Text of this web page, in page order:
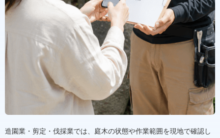
造園業・剪定・伐採業では、庭木の状態や作業範囲を現地で確認し